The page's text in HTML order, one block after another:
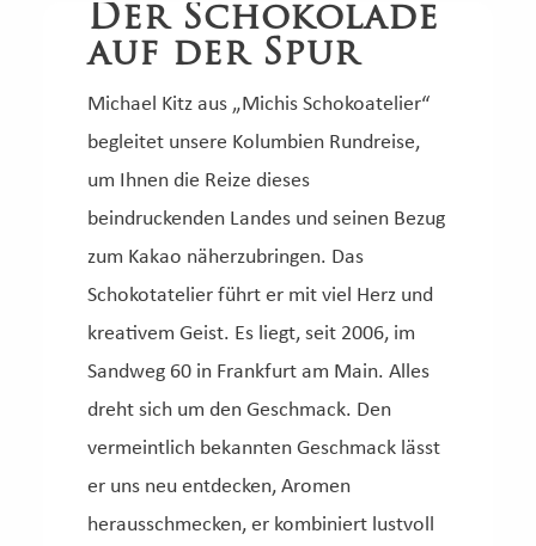
Der Schokolade
auf der Spur
Michael Kitz aus „Michis Schokoatelier“
begleitet unsere Kolumbien Rundreise,
um Ihnen die Reize dieses
beindruckenden Landes und seinen Bezug
zum Kakao näherzubringen. Das
Schokotatelier führt er mit viel Herz und
kreativem Geist. Es liegt, seit 2006, im
Sandweg 60 in Frankfurt am Main. Alles
dreht sich um den Geschmack. Den
vermeintlich bekannten Geschmack lässt
er uns neu entdecken, Aromen
herausschmecken, er kombiniert lustvoll